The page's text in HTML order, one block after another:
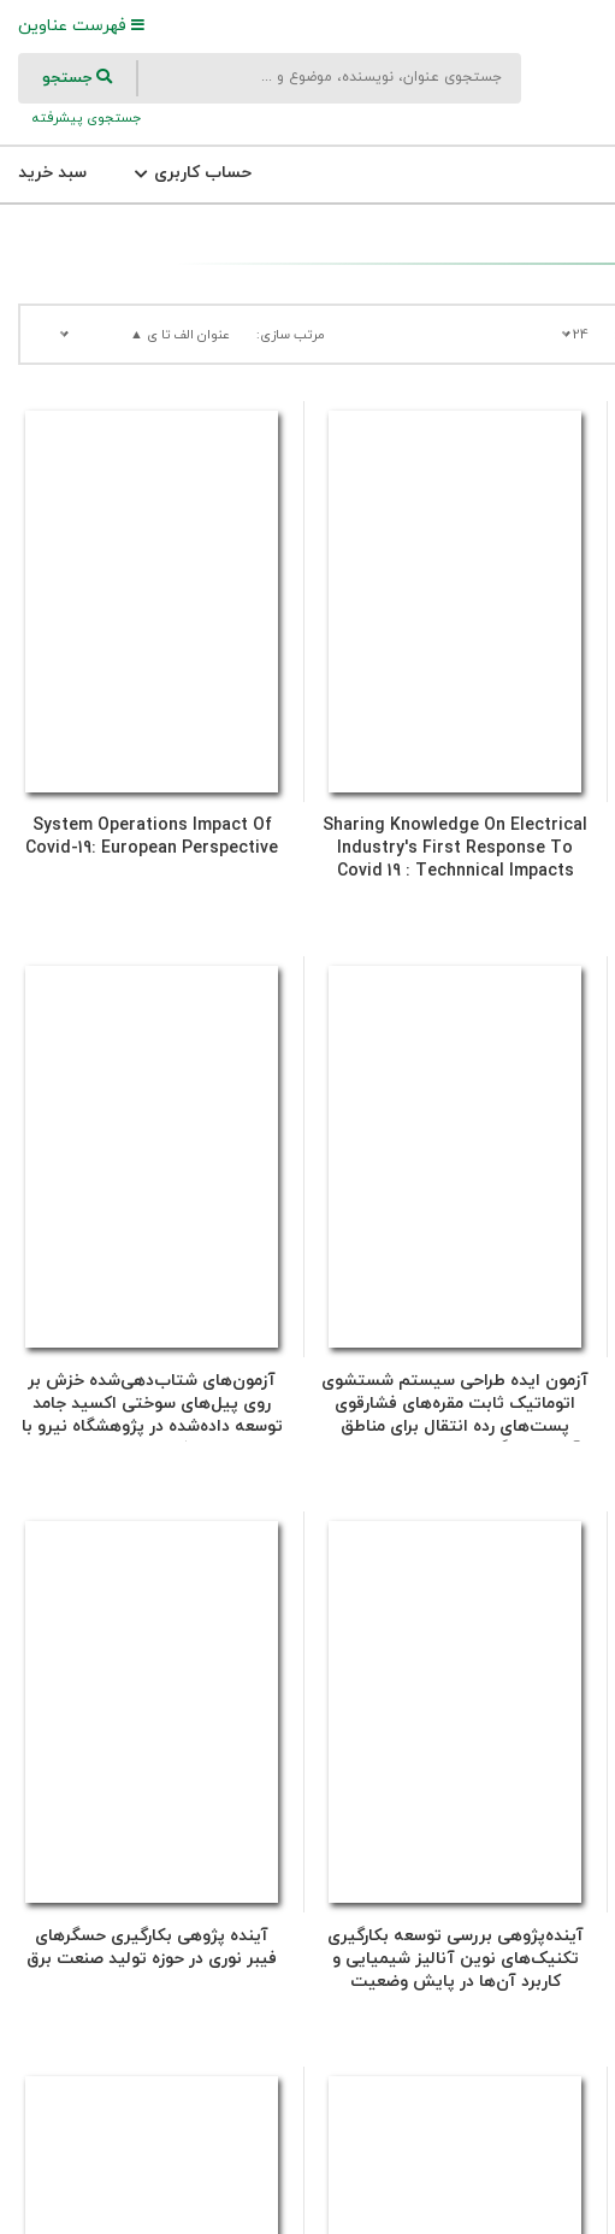
فهرست عناوین
جستجو
جستجوی پیشرفته
حساب کاربری سبد خرید
24 مرتب سازی: عنوان الف تا ی ▲
Sharing Knowledge On Electrical
Industry's First Response To
Covid 19 : Technnical Impacts
System Operations Impact Of
Covid-19: European Perspective
آزمون ایده طراحی سیستم شستشوی
اتوماتیک ثابت مقره‌های فشارقوی
پست‌های رده انتقال برای مناطق
آلوده و با گرد و غبار شدید و ساخت
آزمون‌های شتاب‌دهی‌شده خزش بر
روی پیل‌های سوختی اکسید جامد
توسعه داده‌شده در پژوهشگاه نیرو با
هدف بهبود دوام
آینده‌پژوهی بررسی توسعه بکارگیری
تکنیک‌های نوین آنالیز شیمیایی و
کاربرد آن‌ها در پایش وضعیت
آینده پژوهی بکارگیری حسگرهای
فیبر نوری در حوزه تولید صنعت برق